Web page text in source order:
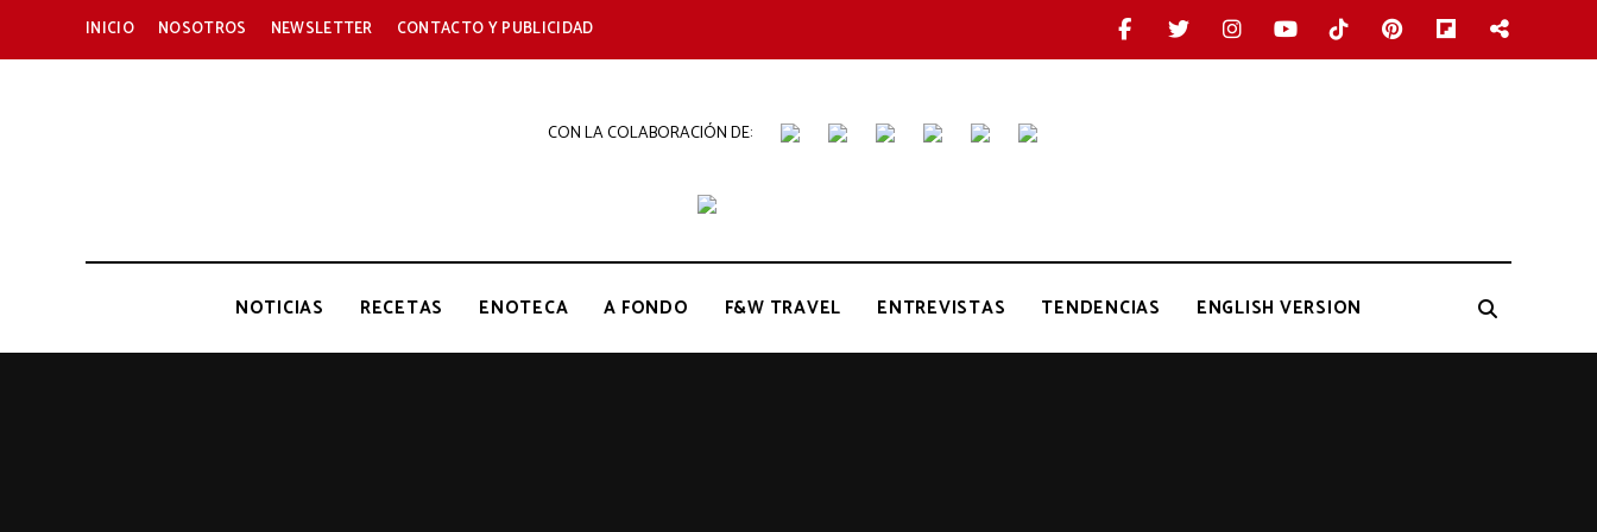
INICIO NOSOTROS NEWSLETTER CONTACTO Y PUBLICIDAD
CON LA COLABORACIÓN DE:
THE
GOURMET
JOURNAL
Periódico
Gastronomía
NOTICIAS
RECETAS ENOTECA A FONDO F&W TRAVEL ENTREVISTAS TENDENCIAS ENGLISH VERSION